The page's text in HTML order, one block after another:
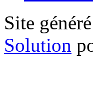
Site
Solution